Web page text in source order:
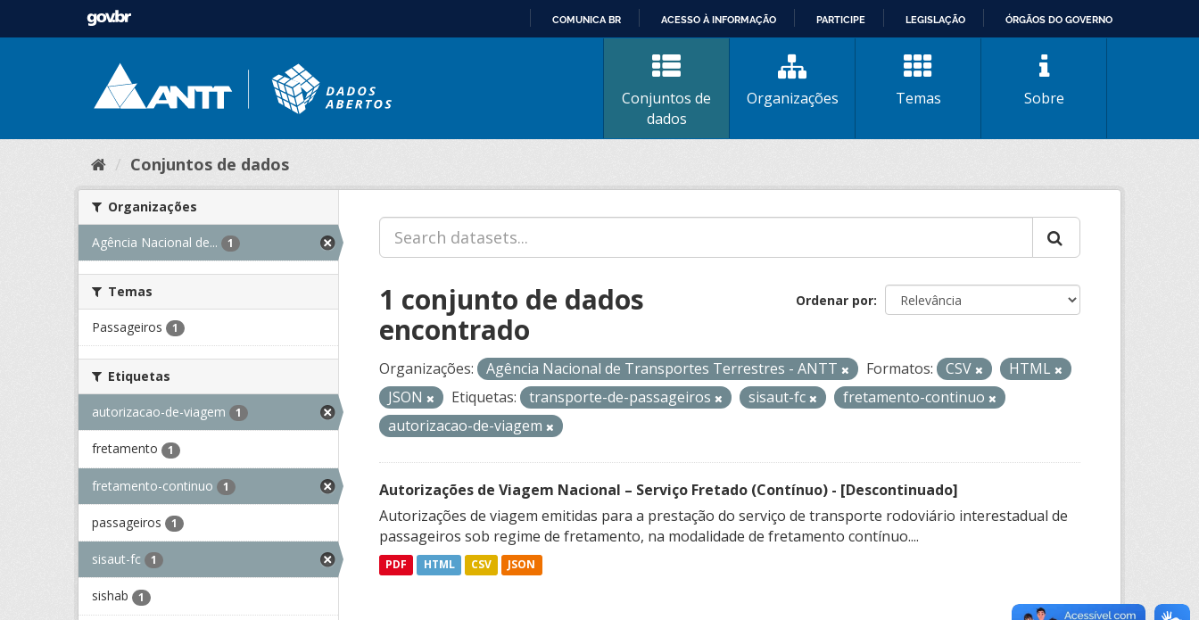
CONTEÚDO
COMUNICA BR ACESSO À INFORMAÇÃO PARTICIPE LEGISLAÇÃO ÓRGÃOS DO GOVERNO
Conjuntos de
dados
Organizações Temas Sobre
Conjuntos de dados
Organizações
Agência Nacional de... 1
Temas
Passageiros 1
Etiquetas
autorizacao-de-viagem 1
fretamento 1
fretamento-continuo 1
passageiros 1
sisaut-fc 1
sishab 1
Ordenar por
1 conjunto de dados
encontrado
Organizações: Agência Nacional de Transportes Terrestres - ANTT Formatos: CSV
HTML
JSON
Etiquetas: transporte-de-passageiros sisaut-fc
fretamento-continuo
autorizacao-de-viagem
Autorizações de Viagem Nacional – Serviço Fretado (Contínuo) - [Descontinuado]
Autorizações de viagem emitidas para a prestação do serviço de transporte rodoviário interestadual de
passageiros sob regime de fretamento, na modalidade de fretamento contínuo....
PDF HTML CSV JSON